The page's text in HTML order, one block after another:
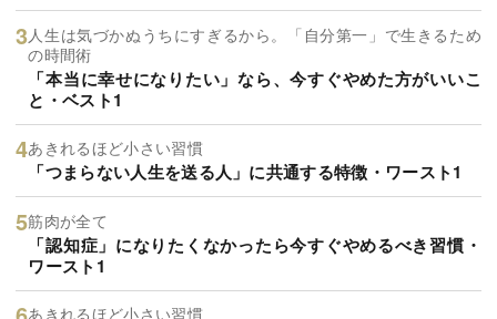
人生は気づかぬうちにすぎるから。「自分第一」で生きるため
の時間術
「本当に幸せになりたい」なら、今すぐやめた方がいいこ
と・ベスト1
あきれるほど小さい習慣
「つまらない人生を送る人」に共通する特徴・ワースト1
筋肉が全て
「認知症」になりたくなかったら今すぐやめるべき習慣・
ワースト1
あきれるほど小さい習慣